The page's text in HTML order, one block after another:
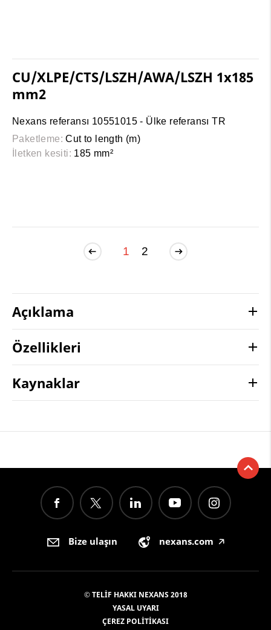
CU/XLPE/CTS/LSZH/AWA/LSZH 1x185
mm2
Nexans referansı 10551015 - Ülke referansı TR
Paketleme: Cut to length (m)
İletken kesiti: 185 mm²
1 2
Açıklama
Özellikleri
Kaynaklar
Bize ulaşın nexans.com 🡥
© TELIF HAKKI NEXANS 2018
YASAL UYARI
ÇEREZ POLITIKASI